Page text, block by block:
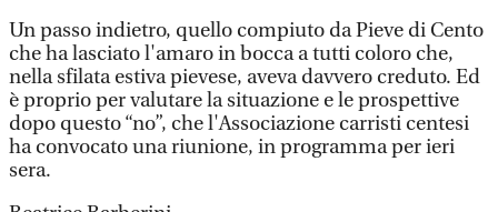
Un passo indietro, quello compiuto da Pieve di Cento
che ha lasciato l'amaro in bocca a tutti coloro che,
nella sfilata estiva pievese, aveva davvero creduto. Ed
è proprio per valutare la situazione e le prospettive
dopo questo “no”, che l'Associazione carristi centesi
ha convocato una riunione, in programma per ieri
sera.